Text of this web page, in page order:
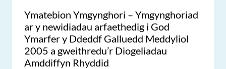
Ymatebion Ymgynghori – Ymgynghoriad
ar y newidiadau arfaethedig i God
Ymarfer y Ddeddf Galluedd Meddyliol
2005 a gweithredu’r Diogeliadau
Amddiffyn Rhyddid